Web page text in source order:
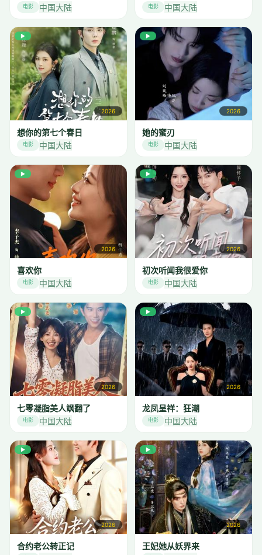
电影 中国大陆 电影 中国大陆
2026
▶
想你的第七个春日
电影 中国大陆
2026
▶
她的蜜刃
电影 中国大陆
2026
▶
喜欢你
电影 中国大陆
2026
▶
初次听闻我很爱你
电影 中国大陆
2026
▶
七零凝脂美人飒翻了
电影 中国大陆
2026
▶
龙凤呈祥：狂潮
电影 中国大陆
2026
▶
合约老公转正记
2026
▶
王妃她从妖界来